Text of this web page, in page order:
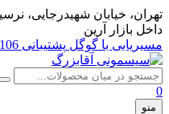
تهران، خيابان شهيدرجايى،
داخل بازار آرین
مسیریابی با گوگل پشتیبانی 09367027106
0
منو